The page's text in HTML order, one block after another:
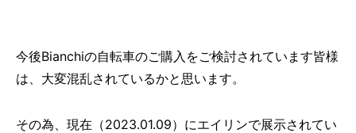
今後Bianchiの自転車のご購入をご検討されています皆様
は、大変混乱されているかと思います。
その為、現在（2023.01.09）にエイリンで展示されてい